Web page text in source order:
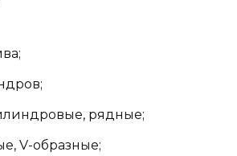
рядные;
V-образные;